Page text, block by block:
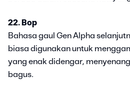
22. Bop
Bahasa gaul Gen Alpha
biasa digunakan untuk
yang enak didengar,
bagus.